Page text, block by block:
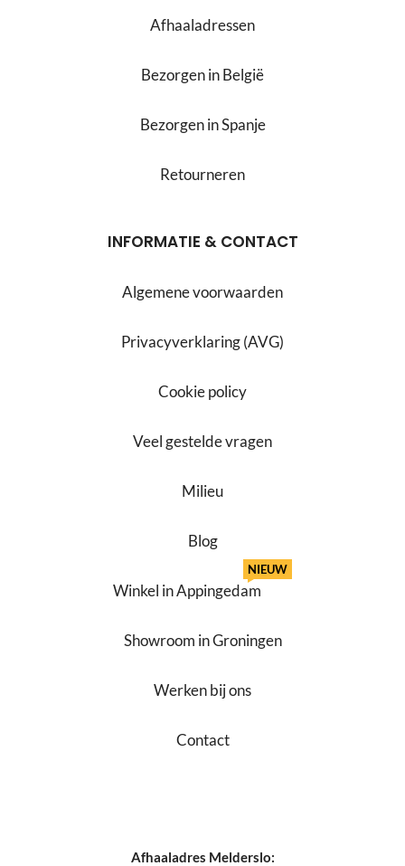
Afhaaladressen
Bezorgen in België
Bezorgen in Spanje
Retourneren
INFORMATIE & CONTACT
Algemene voorwaarden
Privacyverklaring (AVG)
Cookie policy
Veel gestelde vragen
Milieu
Blog
Winkel in Appingedam
NIEUW
Showroom in Groningen
Werken bij ons
Contact
Afhaaladres Melderslo: